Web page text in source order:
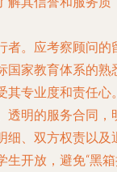
者。应考察顾问的
国家教育体系的熟
其专业度和责任心
透明的服务合同，
细、双方权责以及
生开放，避免“黑